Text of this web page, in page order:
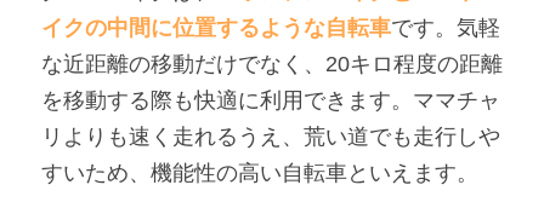
イクの中間に位置するような自転車です。気軽
な近距離の移動だけでなく、20キロ程度の距離
を移動する際も快適に利用できます。ママチャ
リよりも速く走れるうえ、荒い道でも走行しや
すいため、機能性の高い自転車といえます。